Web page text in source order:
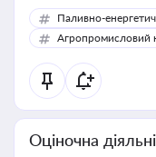
Паливно-
Агропромисловий
Оціночна